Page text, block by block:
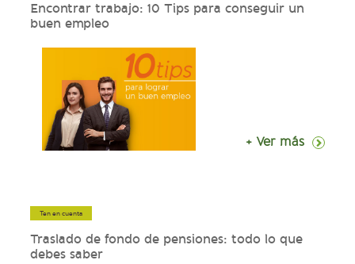
Encontrar trabajo: 10 Tips para conseguir un
buen empleo
+ Ver más
Ten en cuenta
Traslado de fondo de pensiones: todo lo que
debes saber